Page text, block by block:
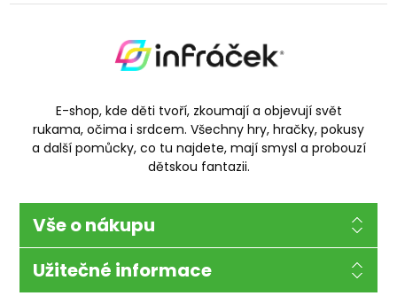
E-shop, kde děti tvoří, zkoumají a objevují svět
rukama, očima i srdcem. Všechny hry, hračky, pokusy
a další pomůcky, co tu najdete, mají smysl a probouzí
dětskou fantazii.
Vše o nákupu
Užitečné informace